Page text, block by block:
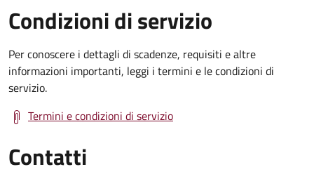
Condizioni di servizio
Per conoscere i dettagli di scadenze, requisiti e altre
informazioni importanti, leggi i termini e le condizioni di
servizio.
Termini e condizioni di servizio
Contatti